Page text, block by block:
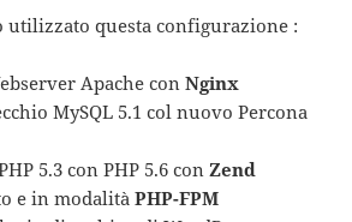
utilizzato questa configurazione :
Apache conNginx
MySQL 5.1 col nuovo Percona
5.3 con PHP 5.6 con Zend
e in modalitàPHP-FPM